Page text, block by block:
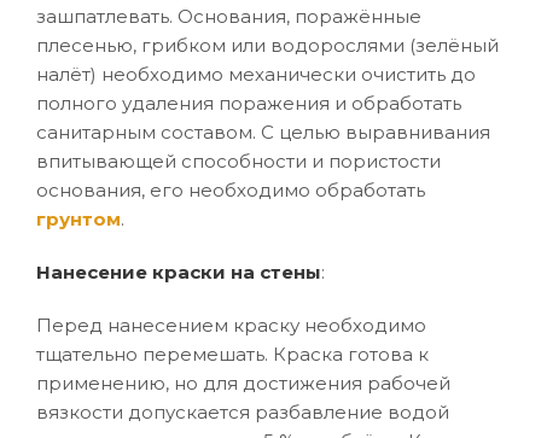
зашпатлевать. Основания, поражённые
плесенью, грибком или водорослями (зелёный
налёт) необходимо механически очистить до
полного удаления поражения и обработать
санитарным составом. С целью выравнивания
впитывающей способности и пористости
основания, его необходимо обработать
грунтом.
Нанесение краски на стены:
Перед нанесением краску необходимо
тщательно перемешать. Краска готова к
применению, но для достижения рабочей
вязкости допускается разбавление водой